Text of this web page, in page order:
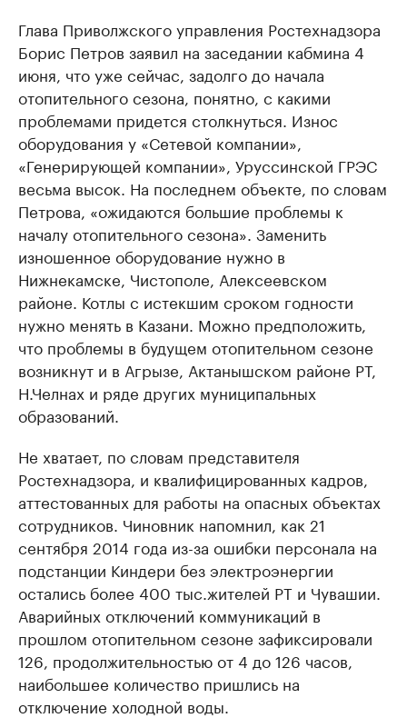
Глава Приволжского управления Ростехнадзора
Борис Петров заявил на заседании кабмина 4
июня, что уже сейчас, задолго до начала
отопительного сезона, понятно, с какими
проблемами придется столкнуться. Износ
оборудования у «Сетевой компании»,
«Генерирующей компании», Уруссинской ГРЭС
весьма высок. На последнем объекте, по словам
Петрова, «ожидаются большие проблемы к
началу отопительного сезона». Заменить
изношенное оборудование нужно в
Нижнекамске, Чистополе, Алексеевском
районе. Котлы с истекшим сроком годности
нужно менять в Казани. Можно предположить,
что проблемы в будущем отопительном сезоне
возникнут и в Агрызе, Актанышском районе РТ,
Н.Челнах и ряде других муниципальных
образований.
Не хватает, по словам представителя
Ростехнадзора, и квалифицированных кадров,
аттестованных для работы на опасных объектах
сотрудников. Чиновник напомнил, как 21
сентября 2014 года из-за ошибки персонала на
подстанции Киндери без электроэнергии
остались более 400 тыс.жителей РТ и Чувашии.
Аварийных отключений коммуникаций в
прошлом отопительном сезоне зафиксировали
126, продолжительностью от 4 до 126 часов,
наибольшее количество пришлись на
отключение холодной воды.